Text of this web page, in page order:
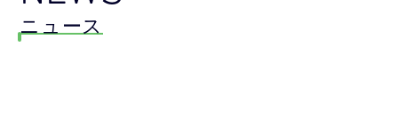
ニュース